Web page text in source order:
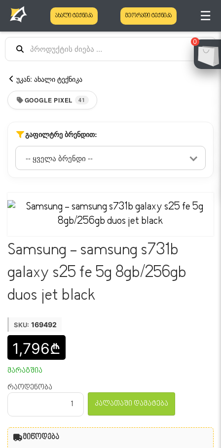
0
ახალი ტექნიკა მეორადი ტექნიკა ☰
უკან: ახალი ტექნიკა
GOOGLE PIXEL 41
ᲒᲐᲤᲘᲚᲢᲠᲔ ᲑᲠᲔᲜᲓᲘᲗ:
Samsung - samsung s731b
galaxy s25 fe 5g 8gb/256gb
duos jet black
SKU: 169492
1,796₾
მარაგშია
რაოდენობა
კალათაში დამატება
მიწოდება